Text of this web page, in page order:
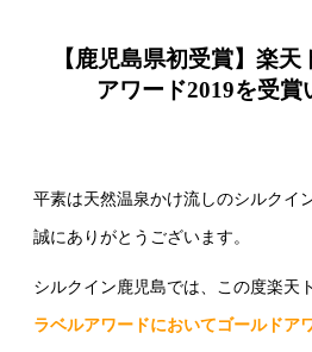
【鹿児島県初受賞】楽
アワード2019を受賞
平素は天然温泉かけ流しのシルクイ
誠にありがとうございます。
シルクイン鹿児島では、この度楽天
ラベルアワードにおいてゴールドア